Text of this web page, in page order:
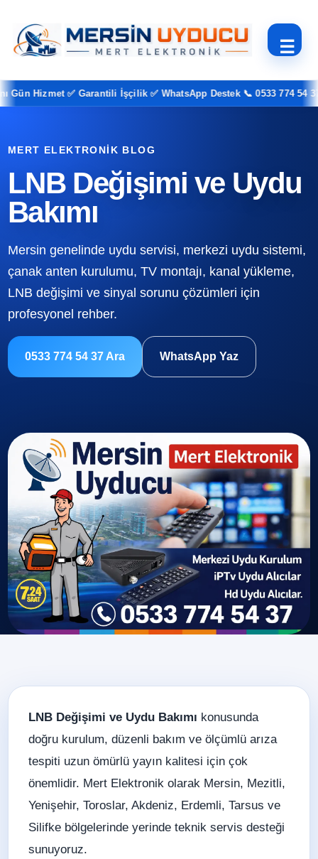
☰
Hizmet ✅ Garantili İşçilik ✅ WhatsApp Destek 📞 0533 774 54 37
MERT ELEKTRONIK BLOG
LNB Değişimi ve Uydu
Bakımı
Mersin genelinde uydu servisi, merkezi uydu sistemi,
çanak anten kurulumu, TV montajı, kanal yükleme,
LNB değişimi ve sinyal sorunu çözümleri için
profesyonel rehber.
0533 774 54 37 Ara WhatsApp Yaz
LNB Değişimi ve Uydu Bakımı konusunda
doğru kurulum, düzenli bakım ve ölçümlü arıza
tespiti uzun ömürlü yayın kalitesi için çok
önemlidir. Mert Elektronik olarak Mersin, Mezitli,
Yenişehir, Toroslar, Akdeniz, Erdemli, Tarsus ve
Silifke bölgelerinde yerinde teknik servis desteği
sunuyoruz.